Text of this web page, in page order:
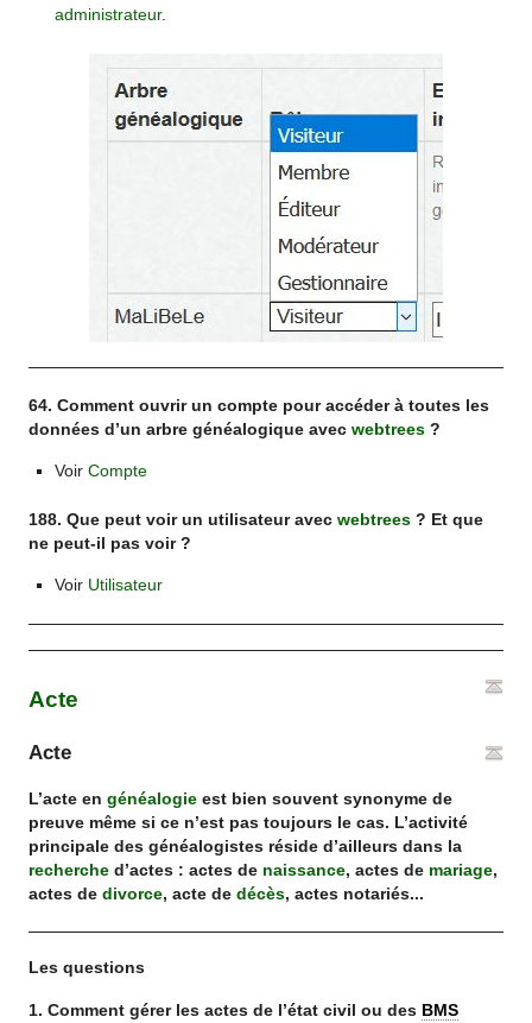
administrateur.
64. Comment ouvrir un compte pour accéder à toutes les
données d’un arbre généalogique avecwebtrees ?
Voir Compte
188. Que peut voir un utilisateur avecwebtrees ? Et que
ne peut-il pas voir ?
Voir Utilisateur
Acte
Acte
L’acte engénéalogie est bien souvent synonyme de
preuve même si ce n’est pas toujours le cas. L’activité
principale des généalogistes réside d’ailleurs dans la
recherche d’actes : actes de naissance, actes de mariage,
actes dedivorce, acte dedécès, actes notariés...
Les questions
1. Comment gérer les actes de l’état civil ou des BMS